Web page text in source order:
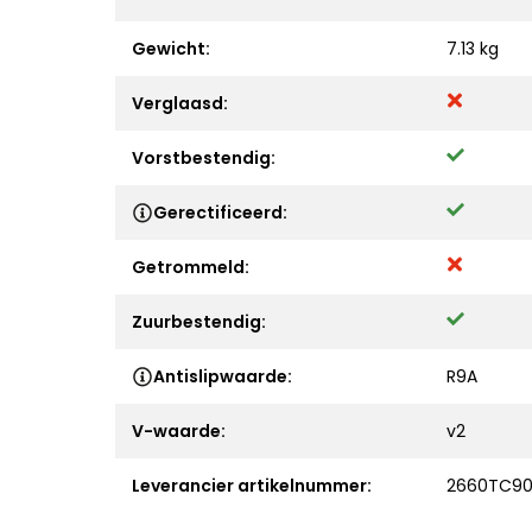
Gewicht: 7.13 kg
Verglaasd:
Vorstbestendig:
Gerectificeerd:
Getrommeld:
Zuurbestendig:
Antislipwaarde: R9A
V-waarde: v2
Leverancier artikelnummer: 2660TC90